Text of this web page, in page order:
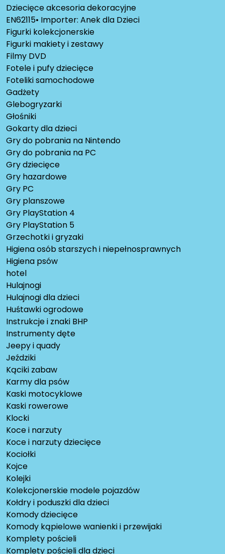
Dziecięce akcesoria dekoracyjne
EN62115• Importer: Anek dla Dzieci
Figurki kolekcjonerskie
Figurki makiety i zestawy
Filmy DVD
Fotele i pufy dziecięce
Foteliki samochodowe
Gadżety
Glebogryzarki
Głośniki
Gokarty dla dzieci
Gry do pobrania na Nintendo
Gry do pobrania na PC
Gry dziecięce
Gry hazardowe
Gry PC
Gry planszowe
Gry PlayStation 4
Gry PlayStation 5
Grzechotki i gryzaki
Higiena osób starszych i niepełnosprawnych
Higiena psów
hotel
Hulajnogi
Hulajnogi dla dzieci
Huśtawki ogrodowe
Instrukcje i znaki BHP
Instrumenty dęte
Jeepy i quady
Jeździki
Kąciki zabaw
Karmy dla psów
Kaski motocyklowe
Kaski rowerowe
Klocki
Koce i narzuty
Koce i narzuty dziecięce
Kociołki
Kojce
Kolejki
Kolekcjonerskie modele pojazdów
Kołdry i poduszki dla dzieci
Komody dziecięce
Komody kąpielowe wanienki i przewijaki
Komplety pościeli
Komplety pościeli dla dzieci